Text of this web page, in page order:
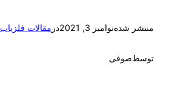
منتشر شدهنوامبر 3, 2021 در مقالات فلزیاب
توسطصوفی